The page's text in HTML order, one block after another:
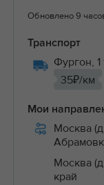
Обновлено 9
Транспорт
Фургон, 1
35₽/км
Мои
Москва
Москва
край